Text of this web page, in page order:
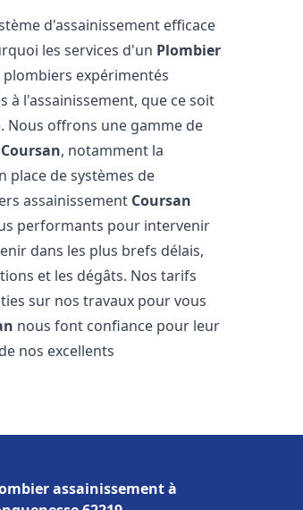
d'assainissement efficace
les services d'un Plombier
expérimentés
l'assainissement, que ce soit
Nous offrons une gamme de
Coursan, notamment la
place de systèmes de
assainissement Coursan
performants pour intervenir
dans les plus brefs délais,
et les dégâts. Nos tarifs
sur nos travaux pour vous
nous font confiance pour leur
nos excellents
assainissement à